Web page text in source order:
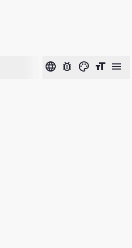
language bug_report color_lens format_size menu